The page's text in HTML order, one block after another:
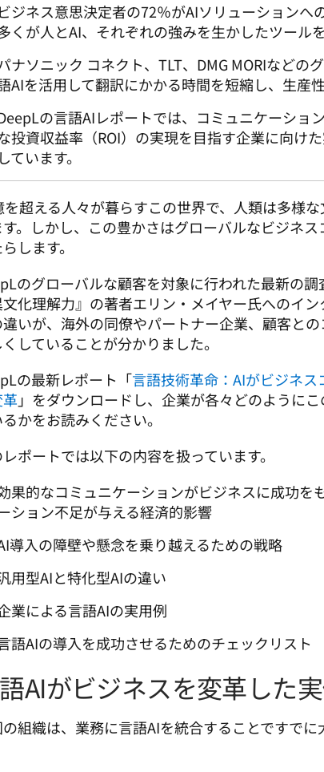
ジネス意思決定者の72％がAIソリューションへ
くが人とAI、それぞれの強みを生かしたツール
ナソニック コネクト、TLT、DMG MORIなどの
AIを活用して翻訳にかかる時間を短縮し、生産
の言語AIレポートでは、コミュニケーショ
投資収益率（ROI）の実現を目指す企業に向け
ています。
を超える人々が暮らすこの世界で、人類は多様
。しかし、この豊かさはグローバルなビジネ
します。
のグローバルな顧客を対象に行われた最新の
化理解力』の著者エリン・メイヤー氏へのイ
いが、海外の同僚やパートナー企業、顧客と
していることが分かりました。
の最新レポート「言語技術革命：AIがビジネ
」をダウンロードし、企業が各々どのように
かをお読みください。
ポートでは以下の内容を扱っています。
果的なコミュニケーションがビジネスに成功を
ション不足が与える経済的影響
導入の障壁や懸念を乗り越えるための戦略
用型AIと特化型AIの違い
業による言語AIの実用例
語AIの導入を成功させるためのチェックリスト
AIがビジネスを変革した
組織は、業務に言語AIを統合することですで